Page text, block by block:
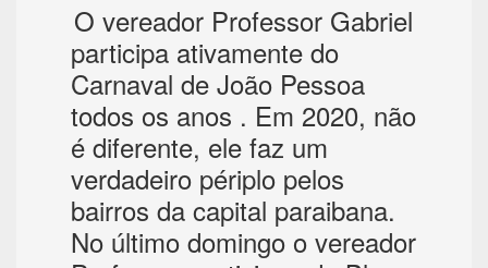
O vereador Professor Gabriel
participa ativamente do
Carnaval de João Pessoa
todos os anos . Em 2020, não
é diferente, ele faz um
verdadeiro périplo pelos
bairros da capital paraibana.
No último domingo o vereador